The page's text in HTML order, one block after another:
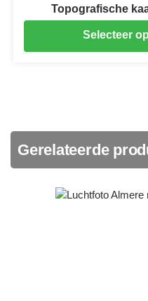
Topografische
Selecteer
Gerelateerde